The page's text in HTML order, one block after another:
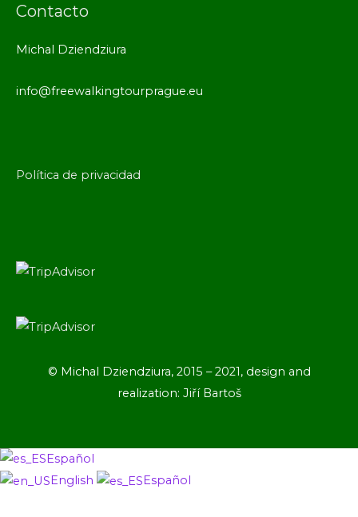
Contacto
Michal Dziendziura
info@freewalkingtourprague.eu
Política de privacidad
© Michal Dziendziura, 2015 – 2021, design and
realization: Jiří Bartoš
Español
English
Español